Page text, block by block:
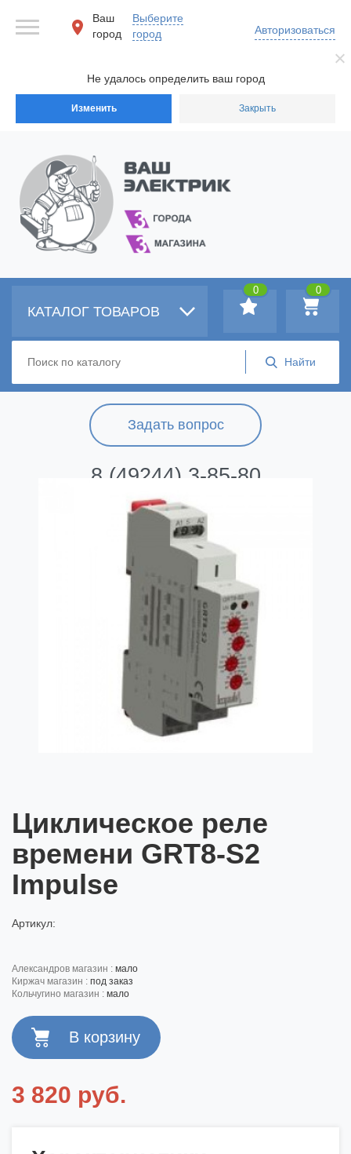
Не удалось определить ваш город
Изменить Закрыть
Ваш
город
Выберите
город
Авторизоваться
Задать вопрос
8 (49244) 3-85-80
КАТАЛОГ ТОВАРОВ
0
0
Циклическое реле
времени GRT8-S2
Impulse
Артикул:
александров магазин : мало
киржач магазин : под заказ
кольчугино магазин : мало
3 820 руб.